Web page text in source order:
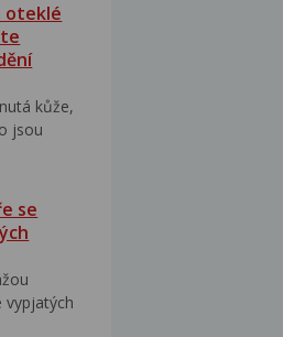
oteklé
kůže,
jsou
se
vypjatých